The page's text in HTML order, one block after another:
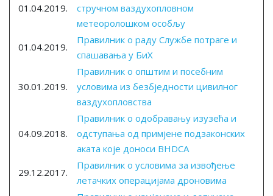
01.04.2019.
стручном ваздухопловном
метеоролошком особљу
01.04.2019.
Правилник о раду Службе потраге и
спашавања у БиХ
30.01.2019.
Правилник о општим и посебним
условима из безбједности цивилног
ваздухопловства
04.09.2018.
Правилник о одобравању изузећа и
одступања од примјене подзаконских
аката које доноси BHDCA
29.12.2017.
Правилник о условима за извођење
летачких операцијама дроновима